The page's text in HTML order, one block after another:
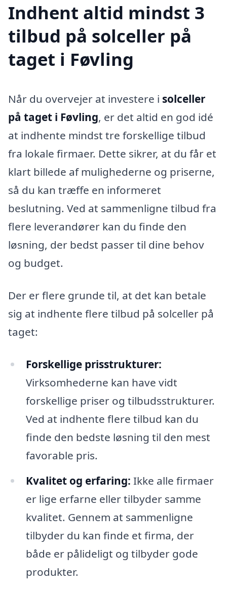
Indhent altid mindst 3
tilbud på solceller på
taget i Føvling
Når du overvejer at investere i solceller
på taget i Føvling, er det altid en god idé
at indhente mindst tre forskellige tilbud
fra lokale firmaer. Dette sikrer, at du får et
klart billede af mulighederne og priserne,
så du kan træffe en informeret
beslutning. Ved at sammenligne tilbud fra
flere leverandører kan du finde den
løsning, der bedst passer til dine behov
og budget.
Der er flere grunde til, at det kan betale
sig at indhente flere tilbud på solceller på
taget:
Forskellige prisstrukturer:
Virksomhederne kan have vidt
forskellige priser og tilbudsstrukturer.
Ved at indhente flere tilbud kan du
finde den bedste løsning til den mest
favorable pris.
Kvalitet og erfaring: Ikke alle firmaer
er lige erfarne eller tilbyder samme
kvalitet. Gennem at sammenligne
tilbyder du kan finde et firma, der
både er pålideligt og tilbyder gode
produkter.